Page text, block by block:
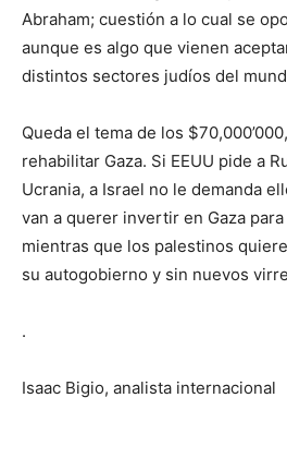
Abraham; cuestión a lo cual se
aunque es algo que vienen
distintos sectores judíos del
Queda el tema de los
rehabilitar Gaza. Si EEUU pide a
Ucrania, a Israel no le demanda
van a querer invertir en Gaza
mientras que los palestinos
su autogobierno y sin nuevos
.
Isaac Bigio, analista internacional